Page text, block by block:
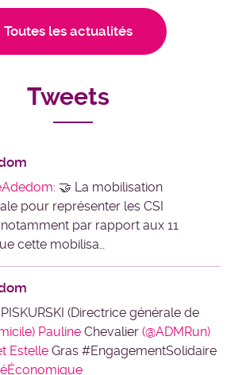
Toutes les actualités
Tweets
🤝 La mobilisation
pour représenter les CSI
par rapport aux 11
cette mobilisa…
(Directrice générale de
Pauline Chevalier (@ADMRun)
Estelle Gras #EngagementSolidaire